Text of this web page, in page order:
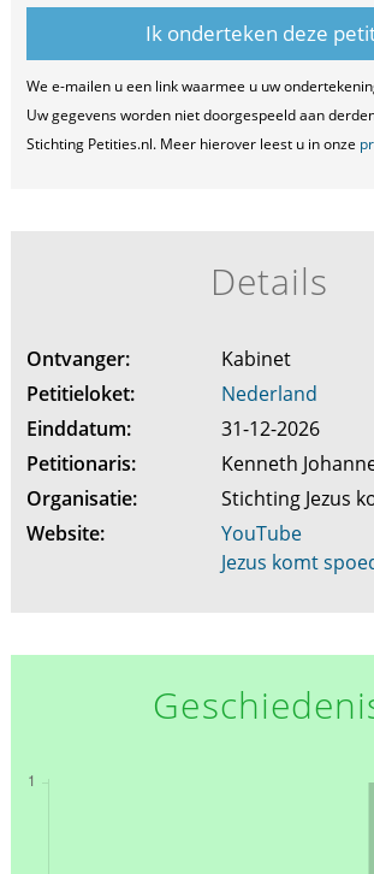
We e-mailen u een link waarmee u uw
Uw gegevens worden niet doorgespeeld aan
Stichting Petities.nl. Meer hierover leest u in onze
Details
Ontvanger:
Kabinet
Petitieloket:
Nederland
Einddatum:
31-12-2026
Petitionaris:
Kenneth
Organisatie:
Stichting Jezus
Website:
YouTube
Jezus komt